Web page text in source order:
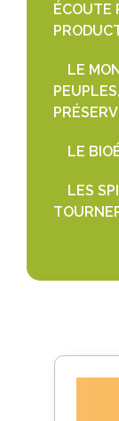
ÉCOUTE
LE
LE
LES